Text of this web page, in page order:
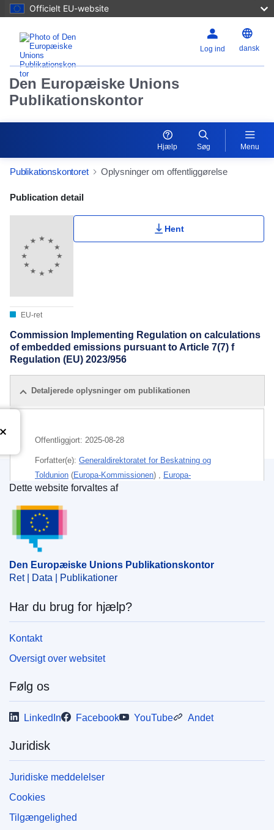
Officielt EU-website
Log ind dansk
Den Europæiske Unions
Publikationskontor
Hjælp Søg Menu
Publikationskontoret Oplysninger om offentliggørelse
Publication Detail Actions Portlet
Publication detail
EU-ret
Hent
Commission Implementing Regulation on calculations
of embedded emissions pursuant to Article 7(7) f
Regulation (EU) 2023/956
Detaljerede oplysninger om publikationen
Offentliggjort: 2025-08-28
Forfatter(e): Generaldirektoratet for Beskatning og
Toldunion (Europa-Kommissionen)
Europa-
Kommissionen
Emne:
IMMC : Ares(2025)6962931
Den Europæiske Unions Publikationskontor
Dette website forvaltes af
Den Europæiske Unions Publikationskontor
Ret | Data | Publikationer
Har du brug for hjælp?
Kontakt
Oversigt over websitet
Følg os
LinkedIn Facebook YouTube Andet
Juridisk
Juridiske meddelelser
Cookies
Tilgængelighed